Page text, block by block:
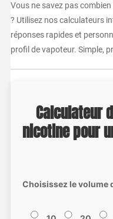
Vous ne savez pas
? Utilisez nos calculateurs
réponses rapides et
profil de vapoteur. Simple,
Calculateur
nicotine pour
Choisissez le volume